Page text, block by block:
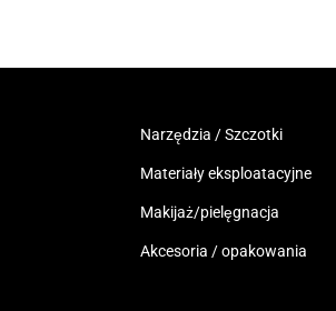
Narzędzia / Szczotki
Materiały eksploatacyjne
Makijaż/pielęgnacja
Akcesoria / opakowania